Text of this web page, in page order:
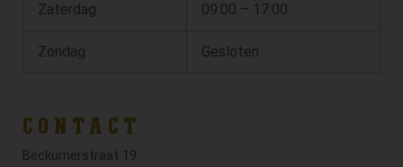
Zaterdag 09:00 – 17:00
Zondag Gesloten
CONTACT
Beckumerstraat 19